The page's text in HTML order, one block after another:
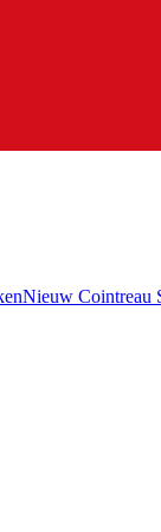
Nieuw Cointreau